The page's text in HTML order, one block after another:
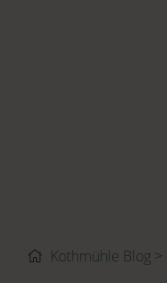
Kothmühle Blog